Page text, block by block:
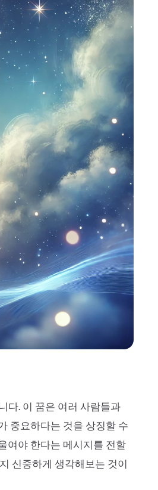
다. 이 꿈은 여러 사람들과
중요하다는 것을 상징할 수
여야 한다는 메시지를 전할
신중하게 생각해보는 것이